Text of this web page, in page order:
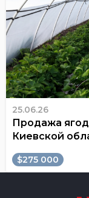
25.06.26
Продажа
Киевской
$275 000